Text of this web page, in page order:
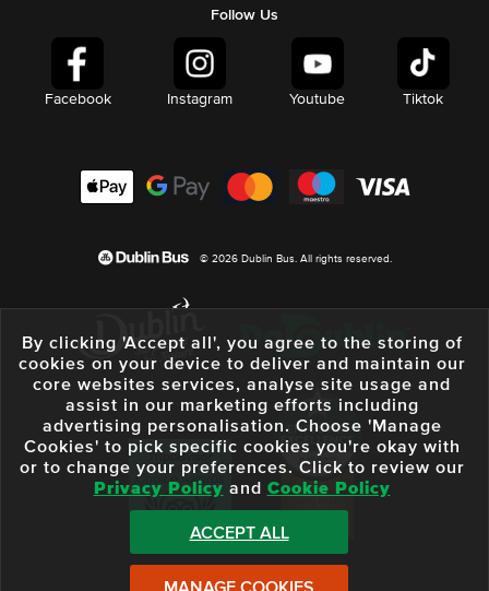
Follow Us
Facebook Instagram Youtube Tiktok
© 2026 Dublin Bus. All rights reserved.
By clicking 'Accept all', you agree to the storing of
cookies on your device to deliver and maintain our
core websites services, analyse site usage and
assist in our marketing efforts including
advertising personalisation. Choose 'Manage
Cookies' to pick specific cookies you're okay with
or to change your preferences. Click to review our
Privacy Policy and Cookie Policy
ACCEPT ALL